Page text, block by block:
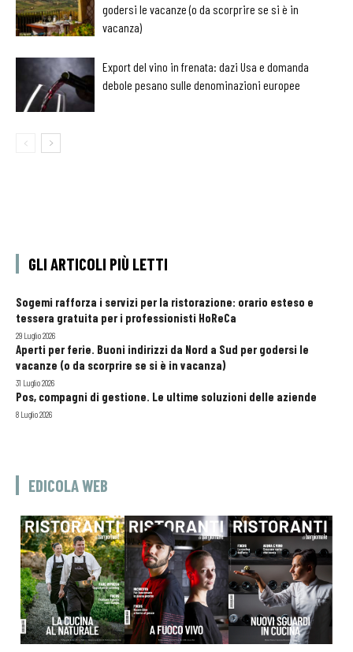
godersi le vacanze (o da scorprire se si è in
vacanza)
Export del vino in frenata: dazi Usa e domanda
debole pesano sulle denominazioni europee
GLI ARTICOLI PIÙ LETTI
Sogemi rafforza i servizi per la ristorazione: orario esteso e
tessera gratuita per i professionisti HoReCa
29 Luglio 2026
Aperti per ferie. Buoni indirizzi da Nord a Sud per godersi le
vacanze (o da scorprire se si è in vacanza)
31 Luglio 2026
Pos, compagni di gestione. Le ultime soluzioni delle aziende
8 Luglio 2026
EDICOLA WEB